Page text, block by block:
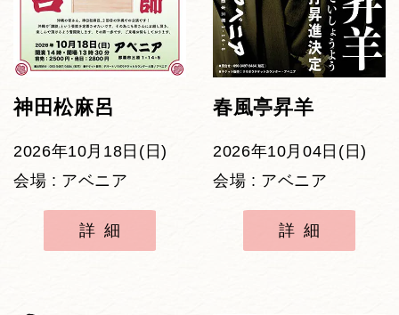
神田松麻呂
2026年10月18日(日)
会場 : アベニア
詳細
春風亭昇羊
2026年10月04日(日)
会場 : アベニア
詳細